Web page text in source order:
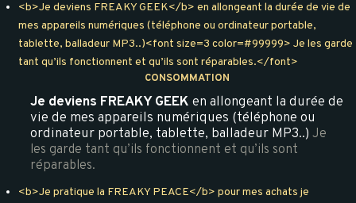
<b>Je deviens FREAKY GEEK</b> en allongeant la durée de vie de
mes appareils numériques (téléphone ou ordinateur portable,
tablette, balladeur MP3..)<font size=3 color=#99999> Je les garde
tant qu’ils fonctionnent et qu’ils sont réparables.</font>
CONSOMMATION
Je deviens FREAKY GEEK en allongeant la durée de
vie de mes appareils numériques (téléphone ou
ordinateur portable, tablette, balladeur MP3..) Je
les garde tant qu’ils fonctionnent et qu’ils sont
réparables.
<b>Je pratique la FREAKY PEACE</b> pour mes achats je